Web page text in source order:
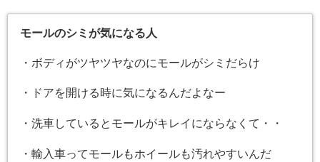
モールのシミが気になる人
・ボディがツヤツヤなのにモールがシミだらけ
・ドアを開ける時に気になるんだよなー
・洗車しているとモールがキレイにならなくて・・
・輸入車ってモールもホイールも汚れやすいんだ